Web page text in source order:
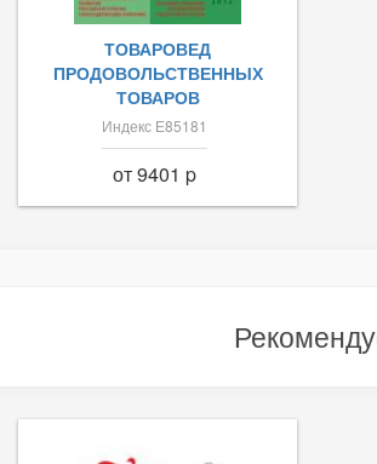
ТОВАРОВЕД
ПРОДОВОЛЬСТВЕННЫХ
ТОВАРОВ
Индекс Е85181
от 9401 p